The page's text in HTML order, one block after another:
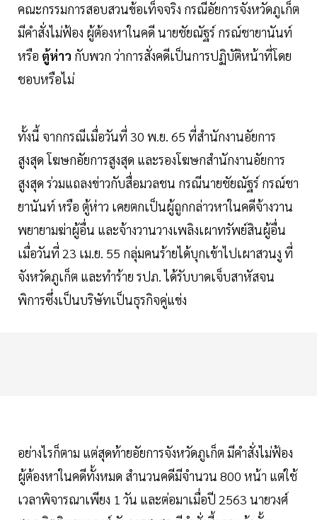
คณะกรรมการสอบสวนข้อเท็จจริง กรณีอัยการจังหวัดภูเก็ต
มีคำสั่งไม่ฟ้อง ผู้ต้องหาในคดี นายชัยณัฐร์ กรณ์ชายานันท์
หรือ ตู้ห่าว กับพวก ว่าการสั่งคดีเป็นการปฏิบัติหน้าที่โดย
ชอบหรือไม่
ทั้งนี้ จากกรณีเมื่อวันที่ 30 พ.ย. 65 ที่สำนักงานอัยการ
สูงสุด โฆษกอัยการสูงสุด และรองโฆษกสำนักงานอัยการ
สูงสุด ร่วมแถลงข่าวกับสื่อมวลชน กรณีนายชัยณัฐร์ กรณ์ชา
ยานันท์ หรือ ตู้ห่าว เคยตกเป็นผู้ถูกกล่าวหาในคดีจ้างวาน
พยายามฆ่าผู้อื่น และจ้างวานวางเพลิงเผาทรัพย์สินผู้อื่น
เมื่อวันที่ 23 เม.ย. 55 กลุ่มคนร้ายได้บุกเข้าไปเผาสวนงู ที่
จังหวัดภูเก็ต และทำร้าย รปภ. ได้รับบาดเจ็บสาหัสจน
พิการซึ่งเป็นบริษัทเป็นธุรกิจคู่แข่ง
อย่างไรก็ตาม แต่สุดท้ายอัยการจังหวัดภูเก็ต มีคำสั่งไม่ฟ้อง
ผู้ต้องหาในคดีทั้งหมด สำนวนคดีมีจำนวน 800 หน้า แต่ใช้
เวลาพิจารณาเพียง 1 วัน และต่อมาเมื่อปี 2563 นายวงศ์